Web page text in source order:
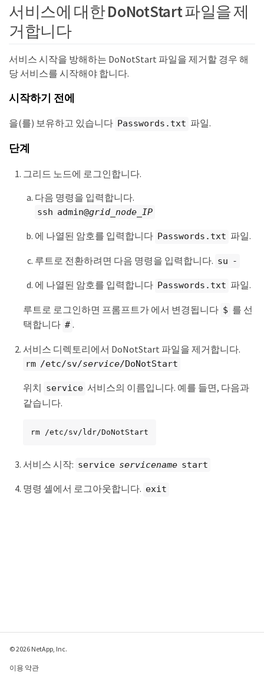
서비스에 대한 DoNotStart 파일을 제
거합니다
서비스 시작을 방해하는 DoNotStart 파일을 제거할 경우 해
당 서비스를 시작해야 합니다.
시작하기 전에
을(를) 보유하고 있습니다 Passwords.txt 파일.
단계
그리드 노드에 로그인합니다.
다음 명령을 입력합니다.
ssh admin@grid_node_IP
에 나열된 암호를 입력합니다 Passwords.txt 파일.
루트로 전환하려면 다음 명령을 입력합니다. su -
에 나열된 암호를 입력합니다 Passwords.txt 파일.
루트로 로그인하면 프롬프트가 에서 변경됩니다 $ 를 선
택합니다 # .
서비스 디렉토리에서 DoNotStart 파일을 제거합니다.
rm /etc/sv/service/DoNotStart
위치 service 서비스의 이름입니다. 예를 들면, 다음과
같습니다.
rm /etc/sv/ldr/DoNotStart
서비스 시작: service servicenamestart
명령 셸에서 로그아웃합니다. exit
© 2026 NetApp, Inc.
이용 약관